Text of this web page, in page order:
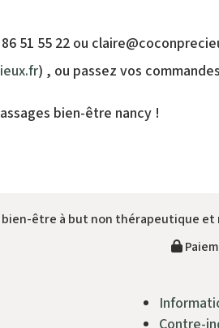
51 55 22 ou
) , ou passez vos
bien-être nancy !
bien-être à but non thérapeutique